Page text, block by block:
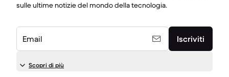
sulle ultime notizie del mondo della tecnologia.
Email Iscriviti
Scopri di più